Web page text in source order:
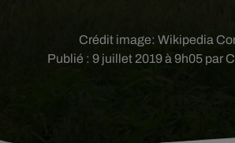
Publié : 9 juillet 2019 à 9h05 par
Crédit image: Wikipedia